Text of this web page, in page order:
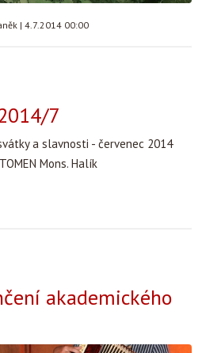
| 4.7.2014 00:00
7
a slavnosti - červenec 2014
Mons. Halík
akademického